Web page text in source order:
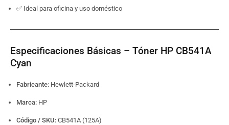
✅ Ideal para oficina y uso doméstico
Especificaciones Básicas – Tóner HP CB541A
Cyan
Fabricante: Hewlett-Packard
Marca: HP
Código / SKU: CB541A (125A)